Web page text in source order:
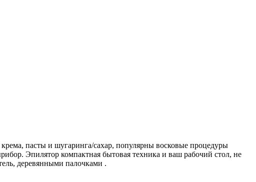
пасты и шугаринга/сахар, популярны восковые процедуры
Эпилятор компактная бытовая техника и ваш рабочий стол, не
деревянными палочками .